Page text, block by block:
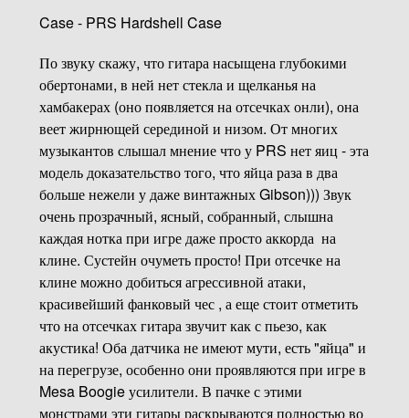
Case - PRS Hardshell Case
По звуку скажу, что гитара насыщена глубокими
обертонами, в ней нет стекла и щелканья на
хамбакерах (оно появляется на отсечках онли), она
веет жирнющей серединой и низом. От многих
музыкантов слышал мнение что у PRS нет яиц - эта
модель доказательство того, что яйца раза в два
больше нежели у даже винтажных Gibson))) Звук
очень прозрачный, ясный, собранный, слышна
каждая нотка при игре даже просто аккорда на
клине. Сустейн очуметь просто! При отсечке на
клине можно добиться агрессивной атаки,
красивейший фанковый чес , а еще стоит отметить
что на отсечках гитара звучит как с пьезо, как
акустика! Оба датчика не имеют мути, есть "яйца" и
на перегрузе, особенно они проявляются при игре в
Mesa Boogie усилители. В пачке с этими
монстрами эти гитары раскрываются полностью во